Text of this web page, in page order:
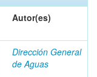
Autor(es)
Dirección General
de Aguas